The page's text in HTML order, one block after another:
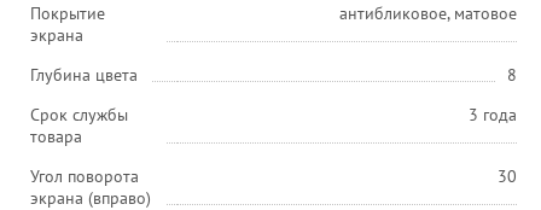
Покрытие
экрана
антибликовое, матовое
Глубина цвета
8
Срок службы
товара
3 года
Угол поворота
экрана (вправо)
30